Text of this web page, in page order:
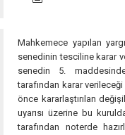
Mahkemece yapılan
senedinin tesciline karar
senedin 5.
tarafından karar
önce kararlaştırılan
uyarısı üzerine bu
tarafından noterde